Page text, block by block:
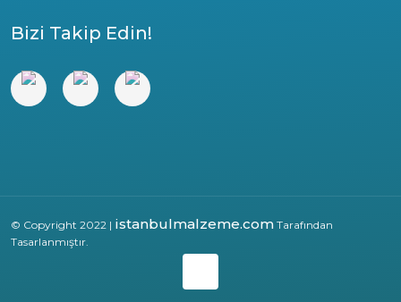
Bizi Takip Edin!
© Copyright 2022 | istanbulmalzeme.com Tarafından
Tasarlanmıştır.